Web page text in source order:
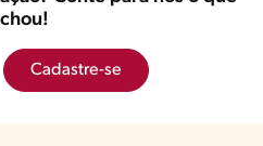
Cadastre-se